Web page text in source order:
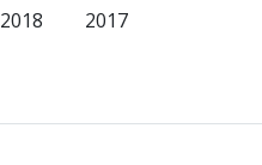
2018 2017